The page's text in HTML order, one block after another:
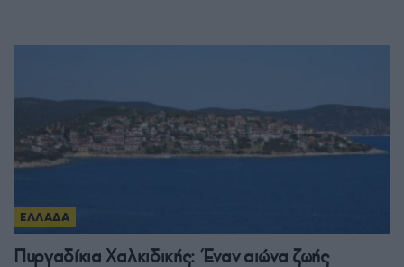
ΕΛΛΑΔΑ
Πυργαδίκια Χαλκιδικής: Έναν αιώνα ζωής